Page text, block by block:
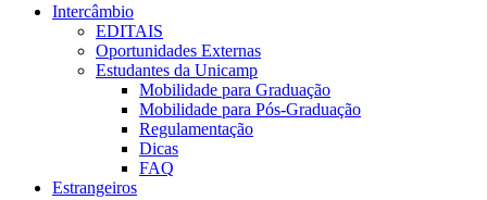
Intercâmbio
EDITAIS
Oportunidades Externas
Estudantes da Unicamp
Mobilidade para Graduação
Mobilidade para Pós-Graduação
Regulamentação
Dicas
FAQ
Estrangeiros